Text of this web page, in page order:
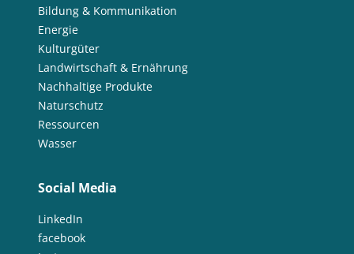
Bildung & Kommunikation
Energie
Kulturgüter
Landwirtschaft & Ernährung
Nachhaltige Produkte
Naturschutz
Ressourcen
Wasser
Social Media
LinkedIn
facebook